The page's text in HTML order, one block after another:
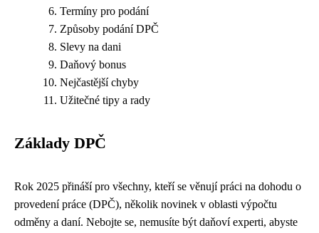
Termíny pro podání
Způsoby podání DPČ
Slevy na dani
Daňový bonus
Nejčastější chyby
Užitečné tipy a rady
Základy DPČ
Rok 2025 přináší pro všechny, kteří se věnují práci na dohodu o
provedení práce (DPČ), několik novinek v oblasti výpočtu
odměny a daní. Nebojte se, nemusíte být daňoví experti, abyste